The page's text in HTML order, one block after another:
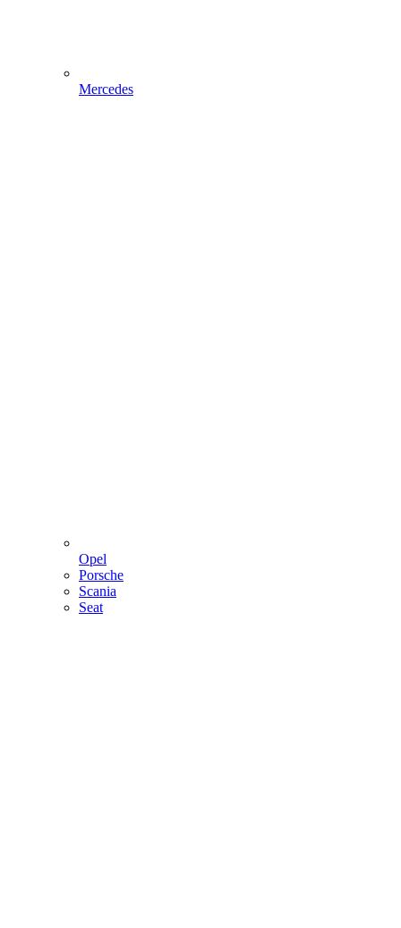
Mercedes
Opel
Porsche
Scania
Seat